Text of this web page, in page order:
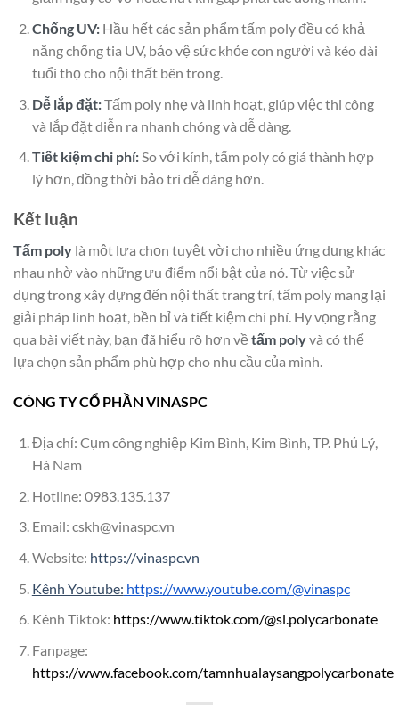
Chống UV:Hầu hết các sản phẩm tấm poly đều có khả
năng chống tia UV, bảo vệ sức khỏe con người và kéo dài
tuổi thọ cho nội thất bên trong.
Dễ lắp đặt:Tấm poly nhẹ và linh hoạt, giúp việc thi công
và lắp đặt diễn ra nhanh chóng và dễ dàng.
Tiết kiệm chi phí:So với kính, tấm poly có giá thành hợp
lý hơn, đồng thời bảo trì dễ dàng hơn.
Kết luận
Tấm poly là một lựa chọn tuyệt vời cho nhiều ứng dụng khác
nhau nhờ vào những ưu điểm nổi bật của nó. Từ việc sử
dụng trong xây dựng đến nội thất trang trí, tấm poly mang lại
giải pháp linh hoạt, bền bỉ và tiết kiệm chi phí. Hy vọng rằng
qua bài viết này, bạn đã hiểu rõ hơn về tấm polyvà có thể
lựa chọn sản phẩm phù hợp cho nhu cầu của mình.
CÔNG TY CỔ PHẦN VINASPC
Địa chỉ: Cụm công nghiệp Kim Bình, Kim Bình, TP. Phủ Lý,
Hà Nam
Hotline: 0983.135.137
Email: cskh@vinaspc.vn
Website: https://vinaspc.vn
Kênh Youtube: https://www.youtube.com/@vinaspc
Kênh Tiktok: https://www.tiktok.com/@sl.polycarbonate
Fanpage:
https://www.facebook.com/tamnhualaysangpolycarbonate